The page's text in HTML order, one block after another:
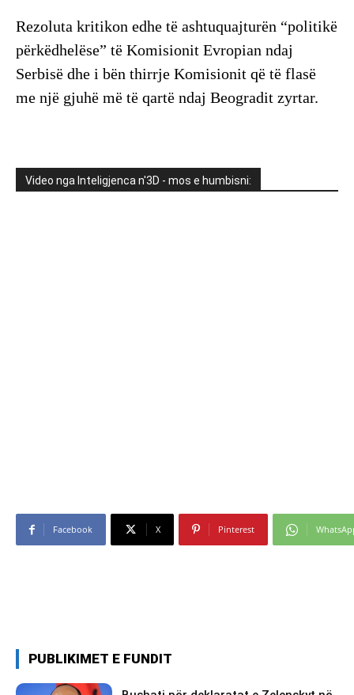
Rezoluta kritikon edhe të ashtuquajturën “politikë
përkëdhelëse” të Komisionit Evropian ndaj
Serbisë dhe i bën thirrje Komisionit që të flasë
me një gjuhë më të qartë ndaj Beogradit zyrtar.
Video nga Inteligjenca n'3D - mos e humbisni:
Facebook X Pinterest
PUBLIKIMET E FUNDIT